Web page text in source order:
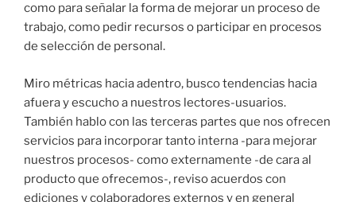
como para señalar la forma de mejorar un proceso de
trabajo, como pedir recursos o participar en procesos
de selección de personal.
Miro métricas hacia adentro, busco tendencias hacia
afuera y escucho a nuestros lectores-usuarios.
También hablo con las terceras partes que nos ofrecen
servicios para incorporar tanto interna -para mejorar
nuestros procesos- como externamente -de cara al
producto que ofrecemos-, reviso acuerdos con
ediciones y colaboradores externos y en general